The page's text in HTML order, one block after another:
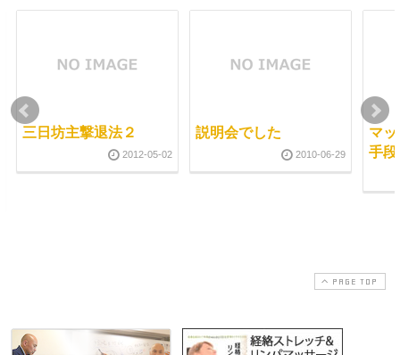
三日坊主撃退法２
2012-05-02
説明会でした
2010-06-29
マ
手段
PAGE TOP